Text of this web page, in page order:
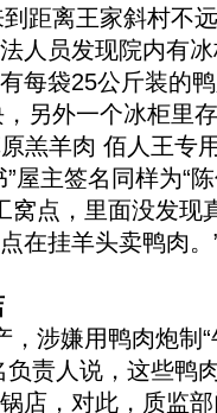
距离王家斜村不
人员发现院内有
每袋25公斤装的
另外一个冰柜里
羔羊肉 佰人王专
屋主签名同样为“
窝点，里面没发现
在挂羊头卖鸭肉
，涉嫌用鸭肉炮制
责人说，这些鸭
店，对此，质监